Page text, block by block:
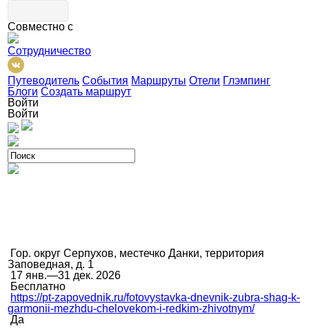
Совместно с
Сотрудничество
Путеводитель События Маршруты Отели Глэмпинг
Блоги Создать маршрут
Войти
Войти
Гор. округ Серпухов, местечко Данки, территория
Заповедная, д. 1
17 янв.—31 дек. 2026
Бесплатно
https://pt-zapovednik.ru/fotovystavka-dnevnik-zubra-shag-k-
garmonii-mezhdu-chelovekom-i-redkim-zhivotnym/
Да